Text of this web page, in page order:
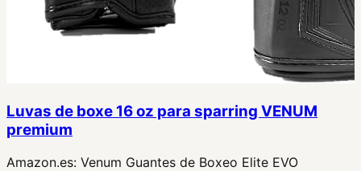
Luvas de boxe 16 oz para sparring VENUM
premium
Amazon.es: Venum Guantes de Boxeo Elite EVO